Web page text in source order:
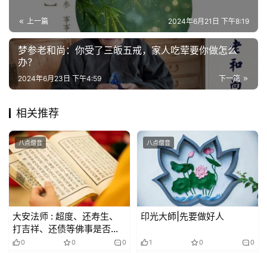
心
乐
菩
提
题
公
益
慈
善
佛
教
人
上一篇 2024年6月21日 下午8:19
梦参老和尚：你受了三皈五戒，家人吃荤要你做怎么
办？
下一篇
2024年6月23日 下午4:59
相关推荐
八点僧音
大安法师 : 超度、还寿生、
打吉祥、还债等佛事是否如
法？
0 0 0
八点僧音
印光大師|先要做好人
1 0 0